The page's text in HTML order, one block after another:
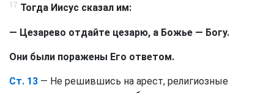
17 Тогда Иисус сказал им:
— Цезарево отдайте цезарю, а Божье — Богу.
Они были поражены Его ответом.
Ст. 13 — Не решившись на арест, религиозные